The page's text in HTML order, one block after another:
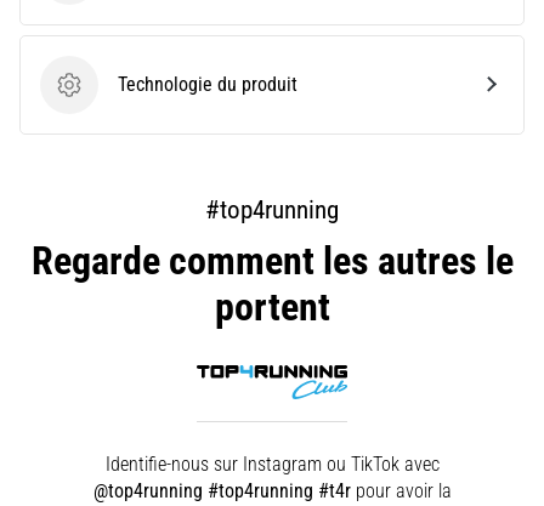
nom
syndrome
la
est
Technologie du produit
Technologie du produit
#top4running
Regarde comment les autres le
portent
Identifie-nous sur Instagram ou TikTok avec
@top4running #top4running #t4rpour avoir la